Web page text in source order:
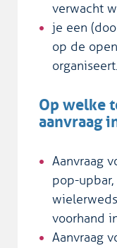
verwacht
je een
op de
organiseert.
Op welke
aanvraag
Aanvraag
pop-
voorhand
Aanvraag